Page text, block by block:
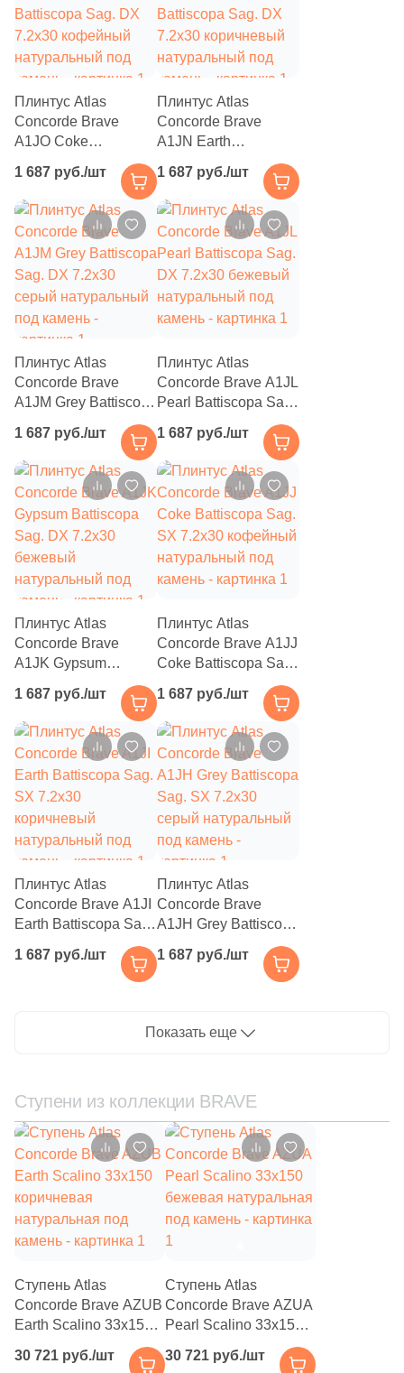
Smile Tile ( 51)
Sol (13)
Stone4Home (
Studio One (2)
Stynul ( 11)
Tau Ceramica (141 )
Tecniceramica (
Terracotta (7)
Terratinta Sartoria (
Tonalite (1)
Undefasa (29)
Unicer (2)
Unitile (Шахтинская Плитка) (8)
Valentia ceramica (
Vallelunga (23)
Venis (69)
Vilar Albaro (27)
32)
WOW (112 )
ZIRCONIO (2)
ZYX (27)
Гранитея (21 )
Керамогранит из Китая (26)
Нефрит Керамика ( )
Тема
Diamond ( 2)
Абстракция (49)
Античность (1)
Арт (2)
Геометрия (453 )
Плинтус Atlas
Concorde Brave
A1JO Coke
Battiscopa Sag. DX
7.2х30 кофейный
натуральный под
1 687 руб./шт
Плинтус Atlas
Concorde Brave
A1JN Earth
Battiscopa Sag. DX
7.2х30 коричневый
натуральный под
1 687 руб./шт
Плинтус Atlas
Concorde Brave
A1JM Grey Battiscopa
серый натуральный
под камень
1 687 руб./шт
Плинтус Atlas
Concorde Brave A1JL
Pearl Battiscopa Sag.
DX 7.2х30 бежевый
натуральный под
камень
1 687 руб./шт
Плинтус Atlas
Concorde Brave
A1JK Gypsum
Battiscopa Sag. DX
7.2х30 бежевый
натуральный под
1 687 руб./шт
Плинтус Atlas
Concorde Brave A1JJ
Coke Battiscopa Sag.
SX 7.2х30 кофейный
натуральный под
камень
1 687 руб./шт
Плинтус Atlas
Concorde Brave A1JI
Earth Battiscopa Sag.
коричневый
натуральный под
1 687 руб./шт
Плинтус Atlas
Concorde Brave
A1JH Grey Battiscopa
серый натуральный
1 687 руб./шт
Показать еще
Ступени из коллекции BRAVE
Ступень Atlas
Concorde Brave AZUB
Earth Scalino 33x150
натуральная под
30 721 руб./шт
Ступень Atlas
Concorde Brave AZUA
Pearl Scalino 33x150
бежевая натуральная
под камень
30 721 руб./шт